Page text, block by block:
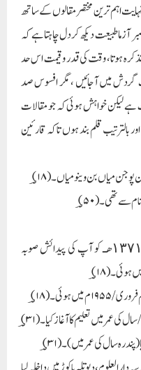
اہم ترین مختصر مقالوں کے ساتھ
کی صبر آزما طبیعت دیکھ کر دل چاہتا ہے کہ
ہوتا ، وقت کی قدر و قیمت اس حد
میں آجائیں ، مگر افسوس صد
لیکن خواہش ہوئی کہ جو مقالات
بالترتیب قلم بند ہوں تاکہ قارئین
میاں بن وینو میاں ۔ (؃۱۸)
سے تھی ۔(؃۵۰)
١٩٥٢م : ۲۳/ جنوری مطابق ۲۰ رجب / ١٣٧١هـ کو آپ کی پیدائش صوبہ
ہوئی ۔(؃۱۸)
ہوئی ۔ (؃۱۸)